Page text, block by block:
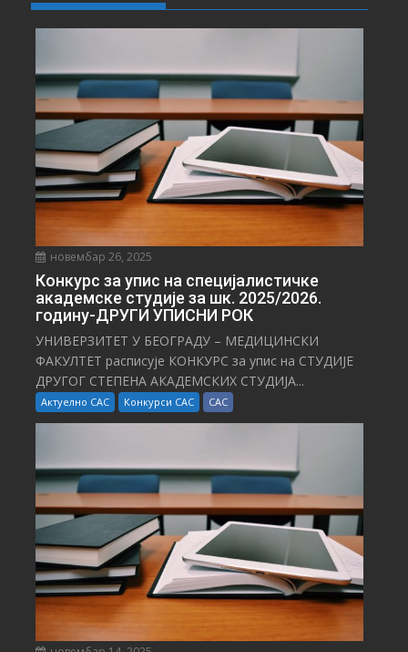
новембар 26, 2025
Конкурс за упис на специјалистичке
академске студије за шк. 2025/2026.
годину-ДРУГИ УПИСНИ РОК
УНИВЕРЗИТЕТ У БЕОГРАДУ – МЕДИЦИНСКИ
ФАКУЛТЕТ расписује КОНКУРС за упис на СТУДИЈЕ
ДРУГОГ СТЕПЕНА АКАДЕМСКИХ СТУДИЈА...
Актуелно САС Конкурси САС САС